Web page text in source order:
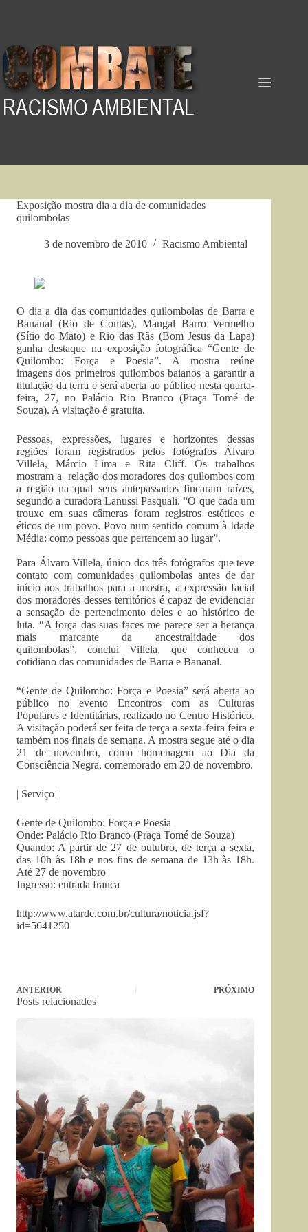
Exposição mostra dia a dia de comunidades
quilombolas
3 de novembro de 2010 Racismo Ambiental
O dia a dia das comunidades quilombolas de Barra e
Bananal (Rio de Contas), Mangal Barro Vermelho
(Sítio do Mato) e Rio das Rãs (Bom Jesus da Lapa)
ganha destaque na exposição fotográfica “Gente de
Quilombo: Força e Poesia”. A mostra reúne
imagens dos primeiros quilombos baianos a garantir a
titulação da terra e será aberta ao público nesta quarta-
feira, 27, no Palácio Rio Branco (Praça Tomé de
Souza). A visitação é gratuita.
Pessoas, expressões, lugares e horizontes dessas
regiões foram registrados pelos fotógrafos Álvaro
Villela, Márcio Lima e Rita Cliff. Os trabalhos
mostram a relação dos moradores dos quilombos com
a região na qual seus antepassados fincaram raízes,
segundo a curadora Lanussi Pasquali. “O que cada um
trouxe em suas câmeras foram registros estéticos e
éticos de um povo. Povo num sentido comum à Idade
Média: como pessoas que pertencem ao lugar”.
Para Álvaro Villela, único dos três fotógrafos que teve
contato com comunidades quilombolas antes de dar
início aos trabalhos para a mostra, a expressão facial
dos moradores desses territórios é capaz de evidenciar
a sensação de pertencimento deles e ao histórico de
luta. “A força das suas faces me parece ser a herança
mais marcante da ancestralidade dos
quilombolas”, conclui Villela, que conheceu o
cotidiano das comunidades de Barra e Bananal.
“Gente de Quilombo: Força e Poesia” será aberta ao
público no evento Encontros com as Culturas
Populares e Identitárias, realizado no Centro Histórico.
A visitação poderá ser feita de terça a sexta-feira feira e
também nos finais de semana. A mostra segue até o dia
21 de novembro, como homenagem ao Dia da
Consciência Negra, comemorado em 20 de novembro.
| Serviço |
Gente de Quilombo: Força e Poesia
Onde: Palácio Rio Branco (Praça Tomé de Souza)
Quando: A partir de 27 de outubro, de terça a sexta,
das 10h às 18h e nos fins de semana de 13h às 18h.
Até 27 de novembro
Ingresso: entrada franca
http://www.atarde.com.br/cultura/noticia.jsf?
id=5641250
ANTERIOR PRÓXIMO
Posts relacionados